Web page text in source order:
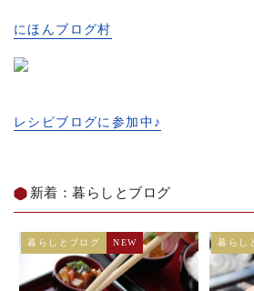
にほんブログ村
レシピブログに参加中♪
新着：暮らしとブログ
暮らしとブログ NEW 暮らし